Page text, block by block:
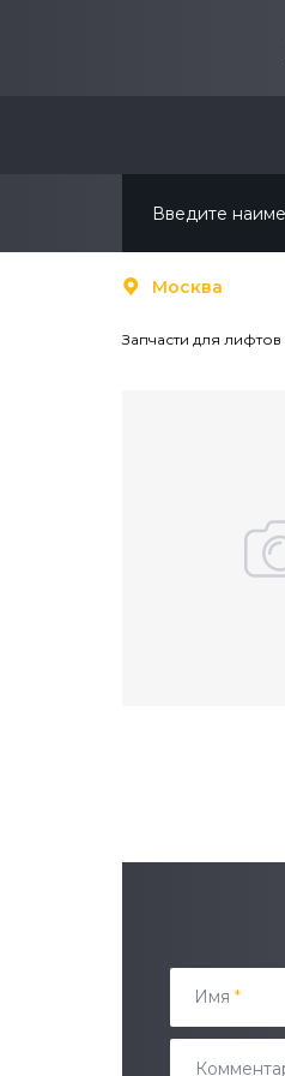
Москва
Запчасти для лифтов
Имя *